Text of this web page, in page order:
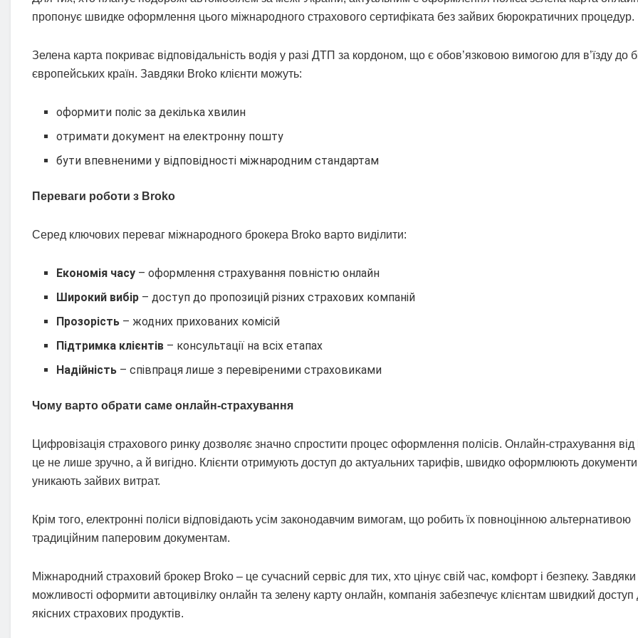
пропонує швидке оформлення цього міжнародного страхового сертифіката без зайвих бюрократичних процедур.
Зелена карта покриває відповідальність водія у разі ДТП за кордоном, що є обов’язковою вимогою для в’їзду до
європейських країн. Завдяки Broko клієнти можуть:
оформити поліс за декілька хвилин
отримати документ на електронну пошту
бути впевненими у відповідності міжнародним стандартам
Переваги роботи з Broko
Серед ключових переваг міжнародного брокера Broko варто виділити:
Економія часу – оформлення страхування повністю онлайн
Широкий вибір – доступ до пропозицій різних страхових компаній
Прозорість – жодних прихованих комісій
Підтримка клієнтів – консультації на всіх етапах
Надійність – співпраця лише з перевіреними страховиками
Чому варто обрати саме онлайн-страхування
Цифровізація страхового ринку дозволяє значно спростити процес оформлення полісів. Онлайн-страхування
це не лише зручно, а й вигідно. Клієнти отримують доступ до актуальних тарифів, швидко оформлюють
уникають зайвих витрат.
Крім того, електронні поліси відповідають усім законодавчим вимогам, що робить їх повноцінною альтернативою
традиційним паперовим документам.
Міжнародний страховий брокер Broko – це сучасний сервіс для тих, хто цінує свій час, комфорт і безпеку. Завдяки
можливості оформити автоцивілку онлайн та зелену карту онлайн, компанія забезпечує клієнтам швидкий доступ
якісних страхових продуктів.